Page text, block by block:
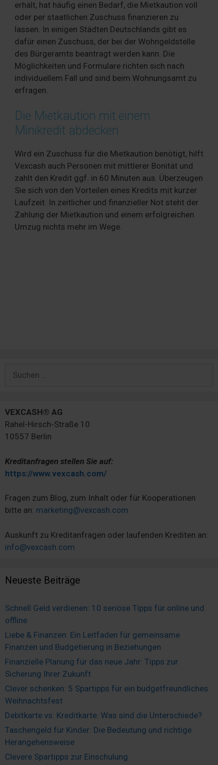
erhält, hat häufig einen Bedarf, die Mietkaution voll
oder per staatlichen Zuschuss finanzieren zu
lassen. In einigen Städten Deutschlands gibt es
dafür einen Zuschuss, der bei der Wohngeldstelle
des Bürgeramts beantragt werden kann. Die
Möglichkeiten und Formulare richten sich nach
individuellem Fall und sind beim Wohnungsamt zu
erfragen.
Die Mietkaution mit einem
Minikredit abdecken
Wird ein Zuschuss für die Mietkaution benötigt, hilft
Vexcash auch Personen mit mittlerer Bonität und
zahlt den Kredit ggf. in 60 Minuten aus. Überzeugen
Sie sich von den Vorteilen eines Kredits mit kurzer
Laufzeit. In zeitlicher und finanzieller Not steht der
Zahlung der Mietkaution und einem erfolgreichen
Umzug nichts mehr im Wege.
VEXCASH® AG
Rahel-Hirsch-Straße 10
10557 Berlin
Kreditanfragen stellen Sie auf:
https://www.vexcash.com/
Fragen zum Blog, zum Inhalt oder für Kooperationen
bitte an: marketing@vexcash.com
Auskunft zu Kreditanfragen oder laufenden Krediten an:
info@vexcash.com
Neueste Beiträge
Schnell Geld verdienen: 10 seriöse Tipps für online und
offline
Liebe & Finanzen: Ein Leitfaden für gemeinsame
Finanzen und Budgetierung in Beziehungen
Finanzielle Planung für das neue Jahr: Tipps zur
Sicherung Ihrer Zukunft
Clever schenken: 5 Spartipps für ein budgetfreundliches
Weihnachtsfest
Debitkarte vs. Kreditkarte: Was sind die Unterschiede?
Taschengeld für Kinder: Die Bedeutung und richtige
Herangehensweise
Clevere Spartipps zur Einschulung